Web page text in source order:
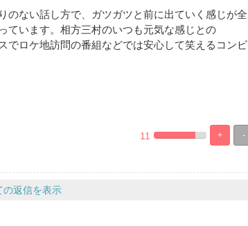
のない話し方で、ガツガツと前に出ていく感じが全
ています。相方三村のいつも元気な感じとの
でロケ地訪問の番組などでは安心して笑えるコンビ
-
+
%
100%
11
の返信を表示